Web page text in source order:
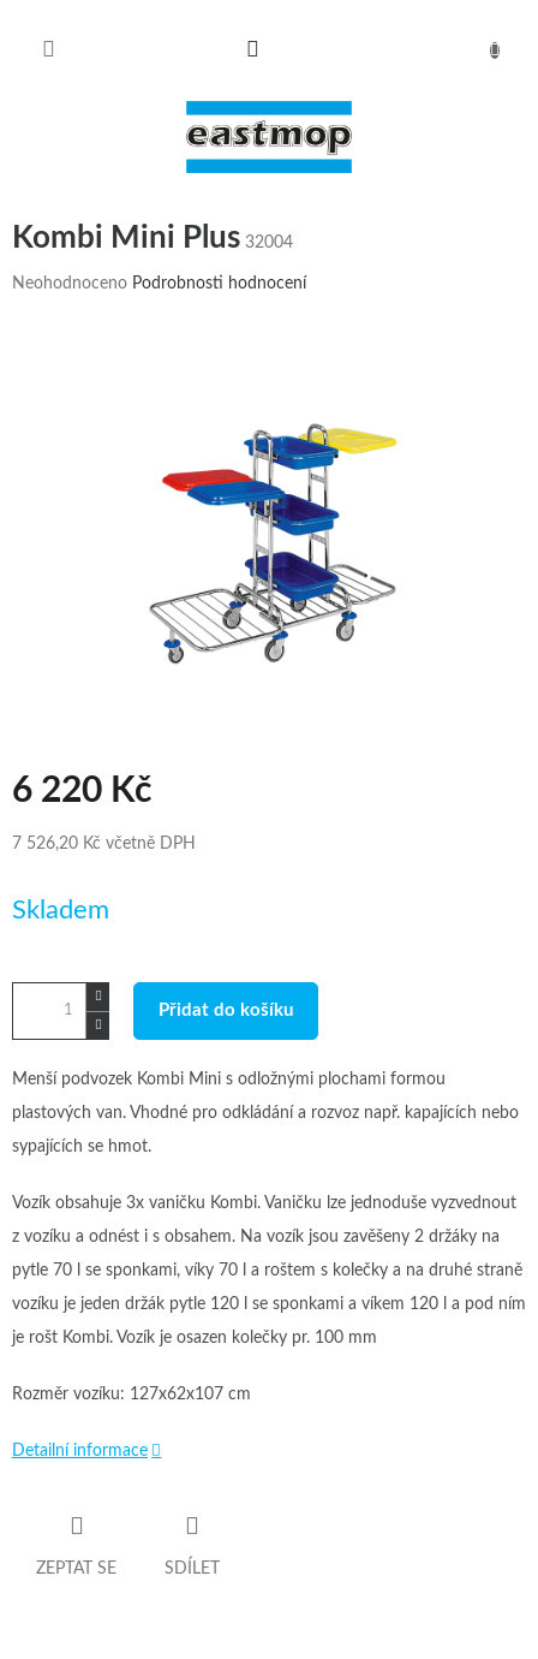
Kombi Mini Plus 32004
Průměrné
Neohodnoceno Podrobnosti hodnocení
6 220 Kč
7 526,20 Kč včetně DPH
cena:
Skladem
Přidat do košíku
Menší podvozek Kombi Mini s odložnými plochami formou
plastových van. Vhodné pro odkládání a rozvoz např. kapajících nebo
sypajících se hmot.
Vozík obsahuje 3x vaničku Kombi. Vaničku lze jednoduše vyzvednout
z vozíku a odnést i s obsahem. Na vozík jsou zavěšeny 2 držáky na
pytle 70 l se sponkami, víky 70 l a roštem s kolečky a na druhé straně
vozíku je jeden držák pytle 120 l se sponkami a víkem 120 l a pod ním
je rošt Kombi. Vozík je osazen kolečky pr. 100 mm
Rozměr vozíku: 127x62x107 cm
Detailní informace
ZEPTAT SE SDÍLET